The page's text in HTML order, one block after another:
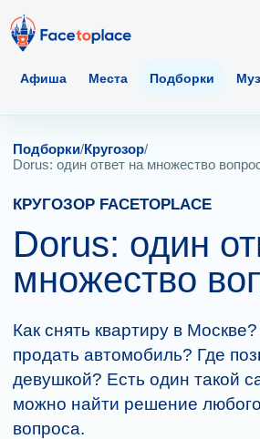
Афиша Места Подборки
Подборки/Кругозор/
Dorus: один ответ на множество
КРУГОЗОР FACETOPLACE
Dorus: один
множество
Как снять квартиру в
продать автомобиль? Где
девушкой? Есть один такой
можно найти решение
вопроса.